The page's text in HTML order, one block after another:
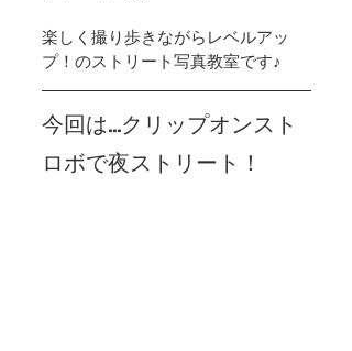
楽しく撮り歩きながらレベルアッ
プ！のストリート写真教室です♪
今回は…クリップオンスト
ロボで夜ストリート！